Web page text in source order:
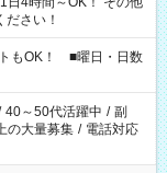
さい！
もOK！ ■曜日・日数
40～50代活躍中 / 副
の大量募集 / 電話対応